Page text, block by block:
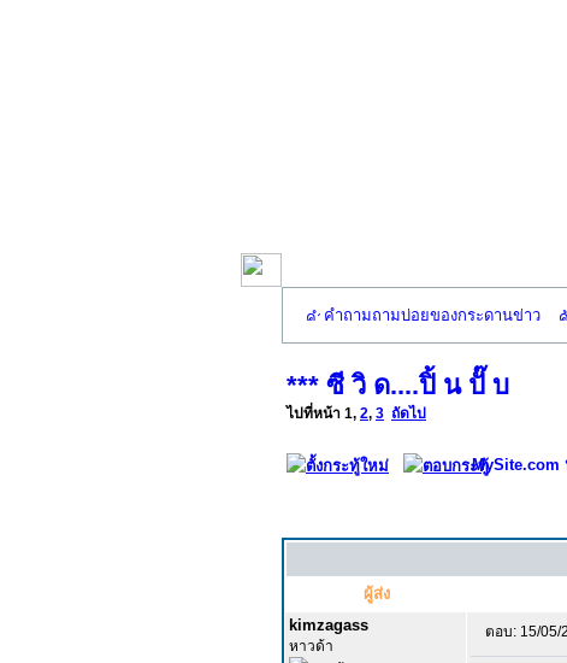
คำถามถามบ่อยของกระดานข่าว
*** ซี วิ ด....ปิ้ น ปั๊ บ
ไปที่หน้า 1, 2, 3 ถัดไป
MySite.com
ผู้ส่ง
kimzagass
หาวด้า
ตอบ: 15/05/